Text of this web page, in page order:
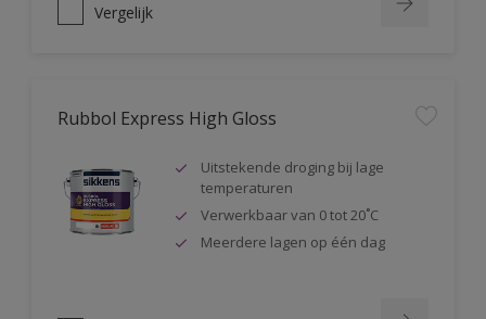
Vergelijk
Rubbol Express High Gloss
Uitstekende droging bij lage
temperaturen
Verwerkbaar van 0 tot 20˚C
Meerdere lagen op één dag